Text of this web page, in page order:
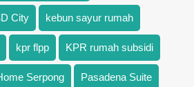
City kebun sayur rumah
kpr flpp KPR rumah subsidi
Serpong Pasadena Suite